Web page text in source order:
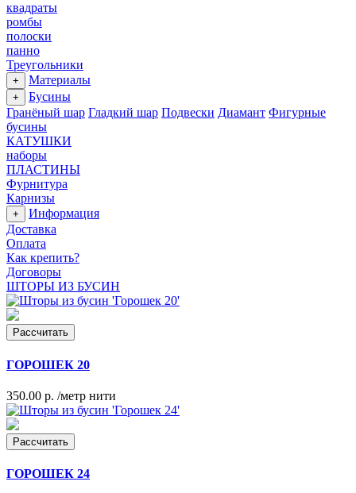
квадраты
ромбы
полоски
панно
Треугольники
+ Материалы
+
Бусины
Гранёный шар Гладкий шар Подвески Диамант Фигурные
бусины
КАТУШКИ
наборы
ПЛАСТИНЫ
Фурнитура
Карнизы
+
Информация
Доставка
Оплата
Как крепить?
Договоры
ШТОРЫ ИЗ БУСИН
Рассчитать
ГОРОШЕК 20
350.00 р. /метр нити
Рассчитать
ГОРОШЕК 24